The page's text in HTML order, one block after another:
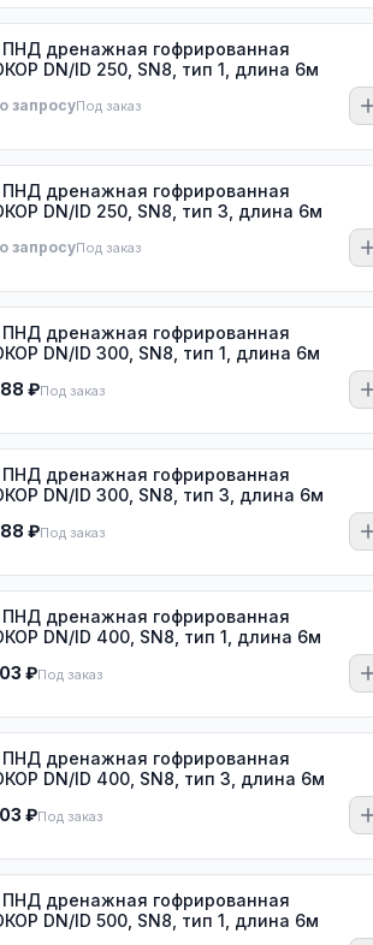
ПНД дренажная гофрированная
DN/ID 250, SN8, тип 1, длина 6м
запросуПод заказ
ПНД дренажная гофрированная
DN/ID 250, SN8, тип 3, длина 6м
запросуПод заказ
ПНД дренажная гофрированная
DN/ID 300, SN8, тип 1, длина 6м
₽Под заказ
ПНД дренажная гофрированная
DN/ID 300, SN8, тип 3, длина 6м
₽Под заказ
ПНД дренажная гофрированная
DN/ID 400, SN8, тип 1, длина 6м
₽Под заказ
ПНД дренажная гофрированная
DN/ID 400, SN8, тип 3, длина 6м
₽Под заказ
ПНД дренажная гофрированная
DN/ID 500, SN8, тип 1, длина 6м